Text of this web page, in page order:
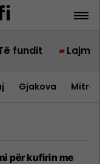
fundit Lajme
Gjakova
për kufirin me